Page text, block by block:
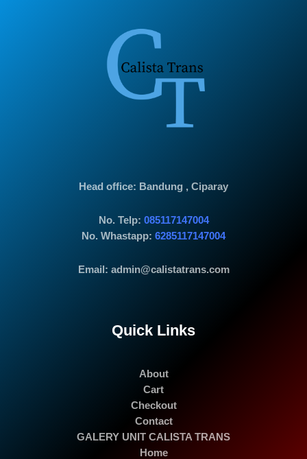
Head office: Bandung , Ciparay
No. Telp: 085117147004
No. Whastapp: 6285117147004
Email: admin@calistatrans.com
Quick Links
About
Cart
Checkout
Contact
GALERY UNIT CALISTA TRANS
Home